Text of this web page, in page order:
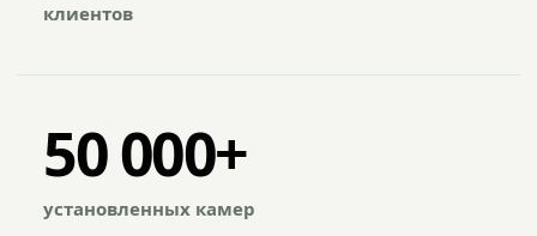
клиентов
50 000+
установленных камер